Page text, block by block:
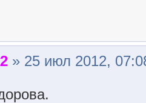
» 25 июл 2012,